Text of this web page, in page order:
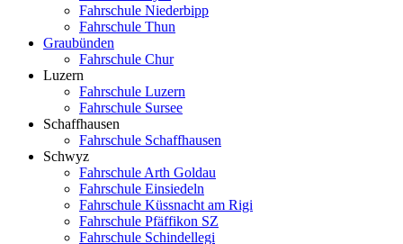
Fahrschule Niederbipp
Fahrschule Thun
Graubünden
Fahrschule Chur
Luzern
Fahrschule Luzern
Fahrschule Sursee
Schaffhausen
Fahrschule Schaffhausen
Schwyz
Fahrschule Arth Goldau
Fahrschule Einsiedeln
Fahrschule Küssnacht am Rigi
Fahrschule Pfäffikon SZ
Fahrschule Schindellegi